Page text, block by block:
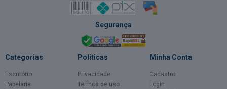
Segurança
Categorias
Escritório
Papelaria
Políticas
Privacidade
Termos de uso
Minha Conta
Cadastro
Login